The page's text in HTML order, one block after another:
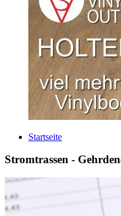
Startseite
Stromtrassen -